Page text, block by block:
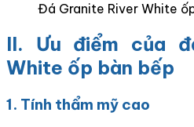
Đá Granite River White
II. Ưu điểm của
White ốp bàn bếp
1. Tính thẩm mỹ cao